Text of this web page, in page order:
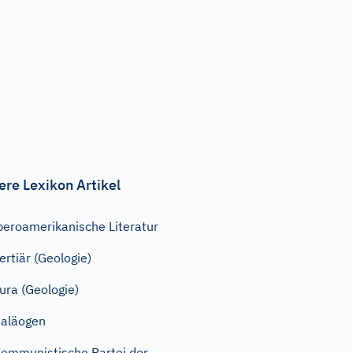
Lexikon Artikel
Literatur
(Geologie)
(Geologie)